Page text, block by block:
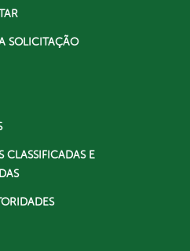
SOLICITAÇÃO
CLASSIFICADAS E